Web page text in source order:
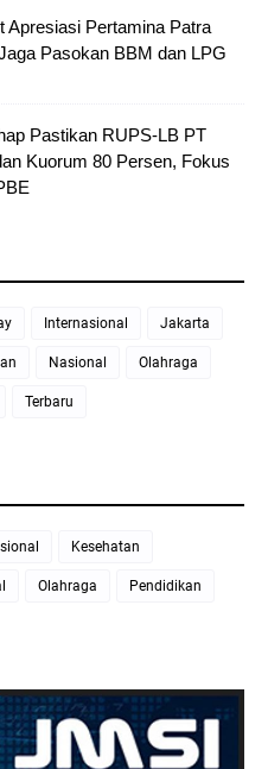
Apresiasi Pertamina Patra
Pasokan BBM dan LPG
Pastikan RUPS-LB PT
Kuorum 80 Persen, Fokus
Internasional Jakarta
Nasional Olahraga
Terbaru
Kesehatan
Olahraga Pendidikan